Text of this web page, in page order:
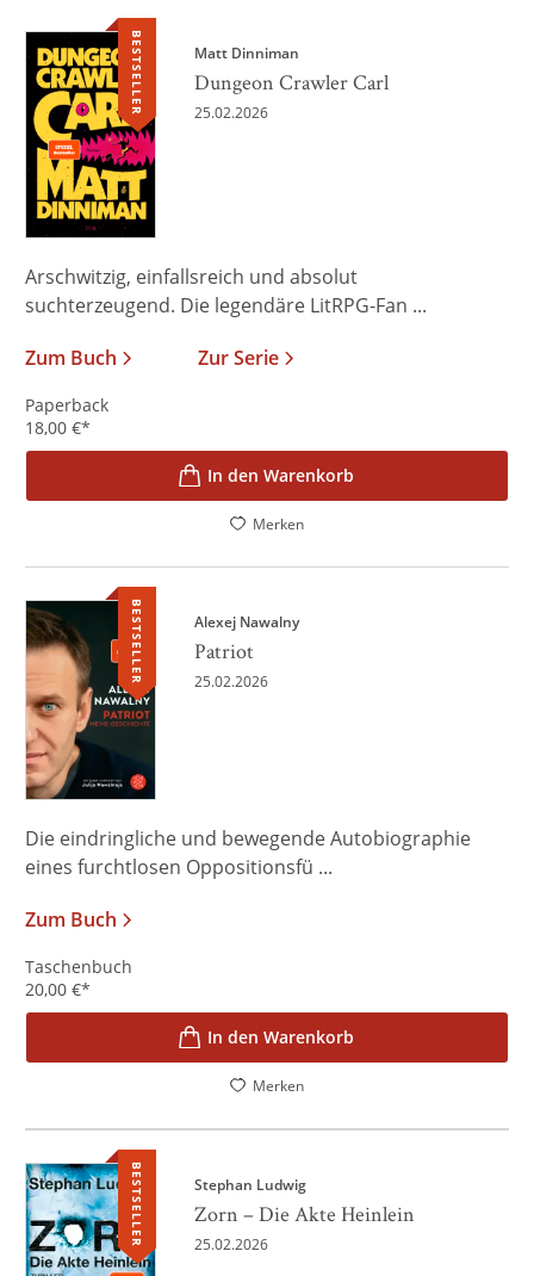
BESTSELLER Matt Dinniman
Dungeon Crawler Carl
25.02.2026
Arschwitzig, einfallsreich und absolut
suchterzeugend. Die legendäre LitRPG-Fan ...
Zum Buch
Zur Serie
Paperback
18,00 €*
In den Warenkorb
Merken
BESTSELLER Alexej Nawalny
Patriot
25.02.2026
Die eindringliche und bewegende Autobiographie
eines furchtlosen Oppositionsfü ...
Zum Buch
Taschenbuch
20,00 €*
In den Warenkorb
Merken
BESTSELLER Stephan Ludwig
Zorn – Die Akte Heinlein
25.02.2026